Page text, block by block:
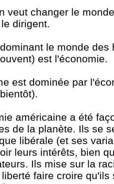
veut changer le
dirigent.
le monde
est l'économie.
est dominée par
américaine a été
de la planète. Ils se
libérale (et ses
leurs intérêts, bien
Ils mise sur la
faire croire